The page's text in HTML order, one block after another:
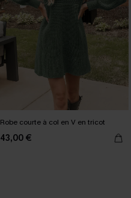
Robe courte à col en V en tricot
43,00 €